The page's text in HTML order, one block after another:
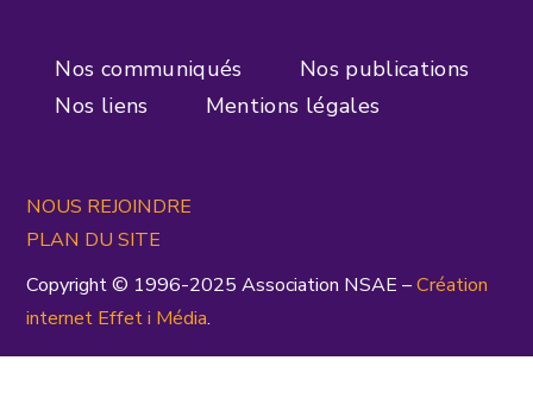
Nos communiqués
Nos publications
Nos liens
Mentions légales
NOUS REJOINDRE
PLAN DU SITE
Copyright © 1996-2025 Association NSAE –Création
internet Effet i Média.